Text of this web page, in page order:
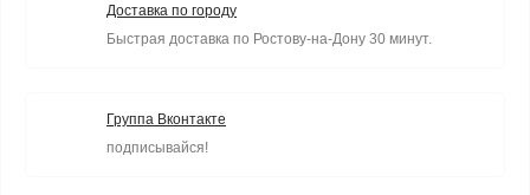
Доставка по городу
Быстрая доставка по Ростову-на-Дону 30 минут.
Группа Вконтакте
подписывайся!